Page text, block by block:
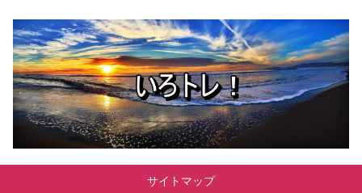
サイトマップ